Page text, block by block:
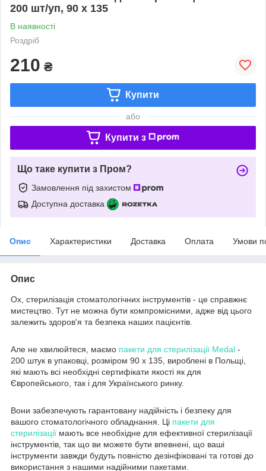
200 шт/уп, 90 x 135
В наявності
Роздріб
210 ₴
Купити
або
Купити з
Що таке купити з Пром?
Замовлення під захистом
Доступна доставка
Опис Характеристики Доставка Оплата Умови
Опис
Ох, стерилізація стоматологічних інструментів - це справжнє
мистецтво. Тут не можна бути компромісними, адже від цього
залежить здоров'я та безпека наших пацієнтів.
Але не хвилюйтеся, маємо пакети для стерилізації Medal -
200 штук в упаковці, розміром 90 x 135, вироблені в Польщі,
які мають всі необхідні сертифікати якості як для
Європейського, так і для Українського ринку.
Вони забезпечують гарантовану надійність і безпеку для
вашого стоматологічного обладнання. Ці пакети для
стерилізації мають все необхідне для ефективної стерилізації
інструментів, так що ви можете бути впевнені, що ваші
інструменти завжди будуть повністю дезінфіковані та готові до
використання з нашими надійними пакетами.